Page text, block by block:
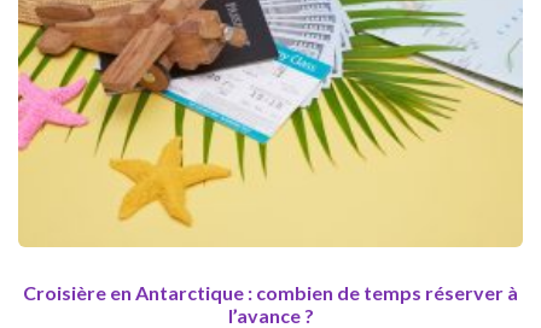
Croisière en Antarctique : combien de temps réserver à
l’avance ?